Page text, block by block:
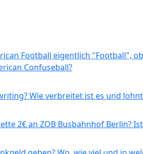
Football eigentlich "Football",
Confuseball?
Wie verbreitet ist es und
2€ an ZOB Busbahnhof Berlin?